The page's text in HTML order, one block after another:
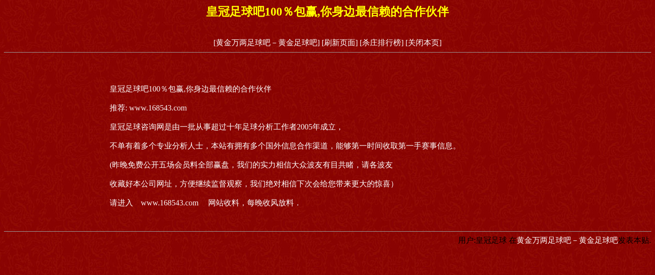
皇冠足球吧100％包赢,你身边最信赖的合作伙伴
[黄金万两足球吧－黄金足球吧] [刷新页面] [杀庄排行榜] [关闭本页]
皇冠足球吧100％包赢,你身边最信赖的合作伙伴
推荐: www.168543.com
皇冠足球咨询网是由一批从事超过十年足球分析工作者2005年成立，
不单有着多个专业分析人士，本站有拥有多个国外信息合作渠道，能够第一时间收取第一手赛事信息。
(昨晚免费公开五场会员料全部赢盘，我们的实力相信大众波友有目共睹，请各波友
收藏好本公司网址，方便继续监督观察，我们绝对相信下次会给您带来更大的惊喜）
请进入 www.168543.com 网站收料，每晚收风放料．
用户:皇冠足球 在黄金万两足球吧－黄金足球吧发表本贴.